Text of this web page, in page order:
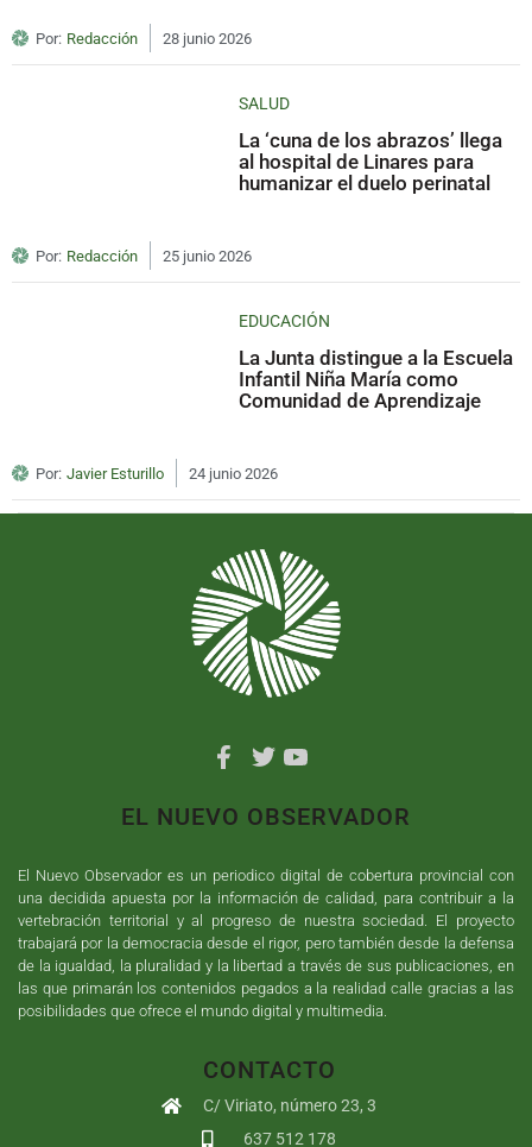
Por: Redacción 28 junio 2026
SALUD
La ‘cuna de los abrazos’ llega
al hospital de Linares para
humanizar el duelo perinatal
Por: Redacción 25 junio 2026
EDUCACIÓN
La Junta distingue a la Escuela
Infantil Niña María como
Comunidad de Aprendizaje
Por: Javier Esturillo 24 junio 2026
EL NUEVO OBSERVADOR
El Nuevo Observador es un periodico digital de cobertura provincial con
una decidida apuesta por la información de calidad, para contribuir a la
vertebración territorial y al progreso de nuestra sociedad. El proyecto
trabajará por la democracia desde el rigor, pero también desde la defensa
de la igualdad, la pluralidad y la libertad a través de sus publicaciones, en
las que primarán los contenidos pegados a la realidad calle gracias a las
posibilidades que ofrece el mundo digital y multimedia.
CONTACTO
C/ Viriato, número 23, 3
637 512 178